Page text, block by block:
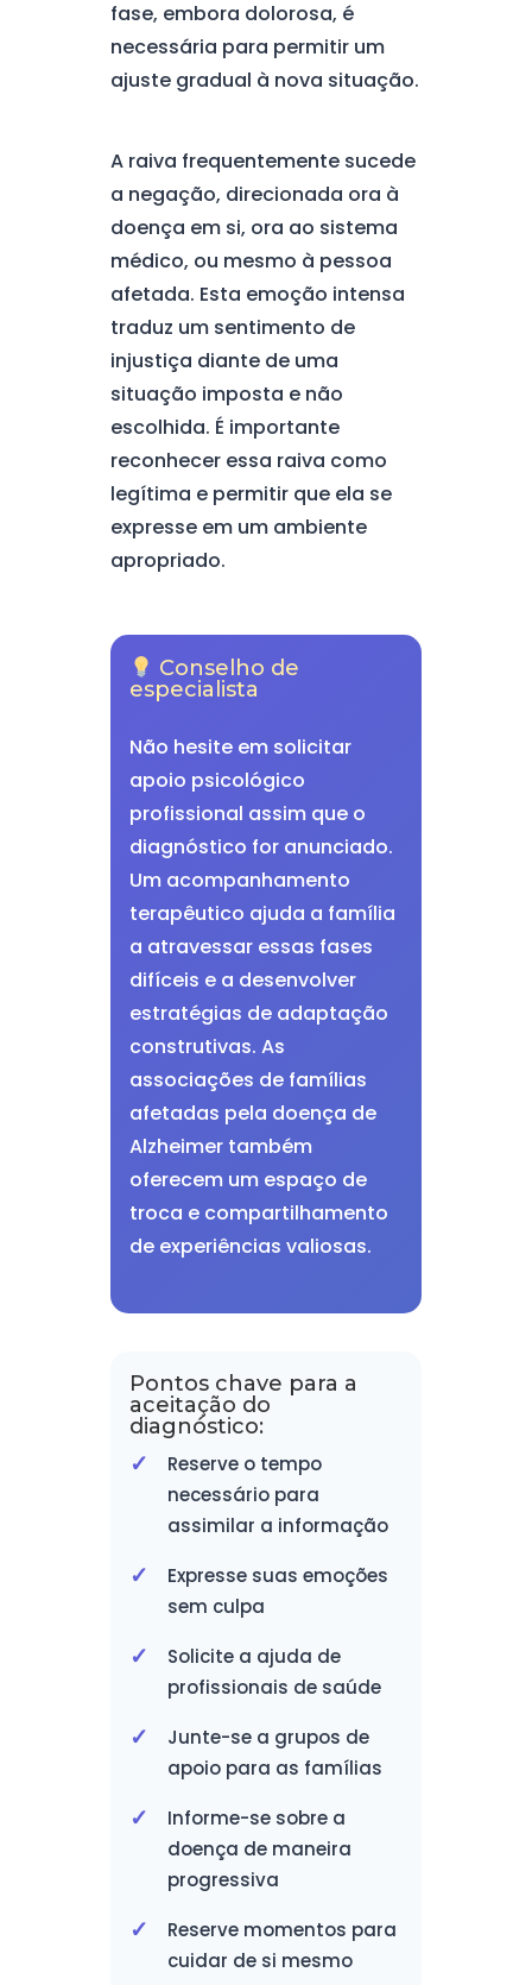
fase, embora dolorosa, é
necessária para permitir um
ajuste gradual à nova situação.
A raiva frequentemente sucede
a negação, direcionada ora à
doença em si, ora ao sistema
médico, ou mesmo à pessoa
afetada. Esta emoção intensa
traduz um sentimento de
injustiça diante de uma
situação imposta e não
escolhida. É importante
reconhecer essa raiva como
legítima e permitir que ela se
expresse em um ambiente
apropriado.
Conselho de
especialista
Não hesite em solicitar
apoio psicológico
profissional assim que o
diagnóstico for anunciado.
Um acompanhamento
terapêutico ajuda a família
a atravessar essas fases
difíceis e a desenvolver
estratégias de adaptação
construtivas. As
associações de famílias
afetadas pela doença de
Alzheimer também
oferecem um espaço de
troca e compartilhamento
de experiências valiosas.
Pontos chave para a
aceitação do
diagnóstico:
Reserve o tempo
necessário para
assimilar a informação
Expresse suas emoções
sem culpa
Solicite a ajuda de
profissionais de saúde
Junte-se a grupos de
apoio para as famílias
Informe-se sobre a
doença de maneira
progressiva
Reserve momentos para
cuidar de si mesmo